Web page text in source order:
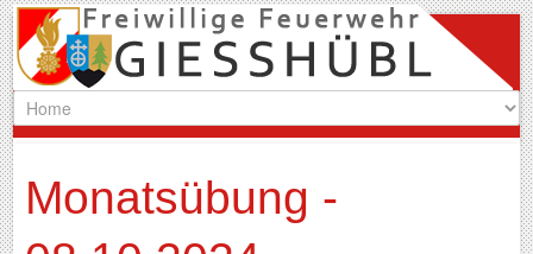
Monatsübung -